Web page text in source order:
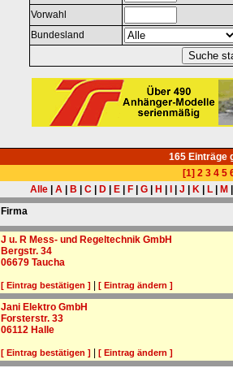
Vorwahl
Bundesland
165 Einträge
[1] 2 3 4 5
Alle
A B C D E F G H J K L M
Firma
J u. R Mess- und Regeltechnik GmbH
Bergstr. 34
06679 Taucha
[ Eintrag bestätigen ] |[ Eintrag ändern ]
Jani Elektro GmbH
Forsterstr. 33
06112 Halle
[ Eintrag bestätigen ] |[ Eintrag ändern ]